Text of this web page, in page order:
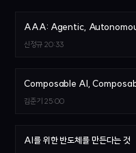
AAA: Agentic,
신정규 20:33
Composable AI,
김준기 25:00
AI를 위한 반도체를 만든다는 것